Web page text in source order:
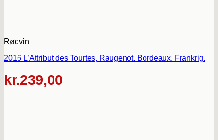
Rødvin
2016 L’Attribut des Tourtes, Raugenot. Bordeaux. Frankrig.
kr.239,00